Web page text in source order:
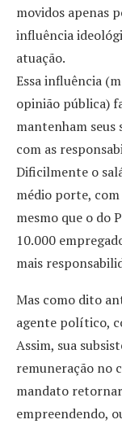
movidos apenas
influência
atuação.
Essa influência
opinião pública)
mantenham
com as
Dificilmente o
médio porte, com
mesmo que o do
10.000
mais
Mas como dito
agente político,
Assim, sua
remuneração no
mandato
empreendendo,